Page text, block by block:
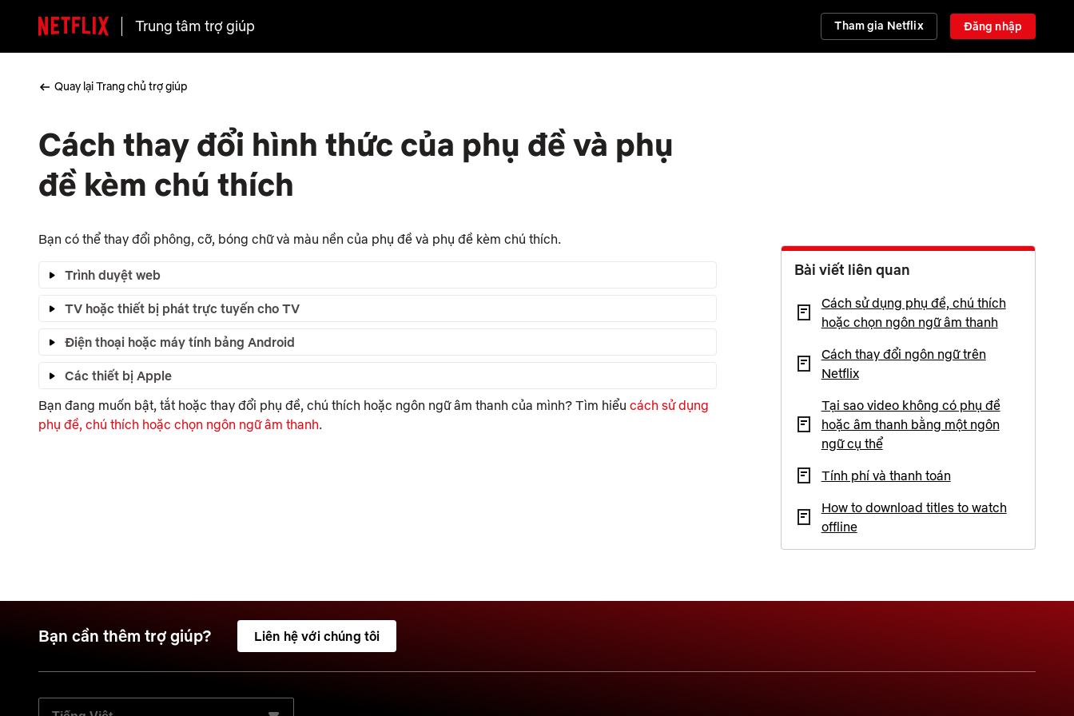
Trung tâm trợ giúp Tham gia Netflix Đăng nhập
Quay lại Trang chủ trợ giúp
Cách thay đổi hình thức của phụ đề và phụ
đề kèm chú thích
Bạn có thể thay đổi phông, cỡ, bóng chữ và màu nền của phụ đề và phụ đề kèm chú thích.
Trình duyệt web
TV hoặc thiết bị phát trực tuyến cho TV
Điện thoại hoặc máy tính bảng Android
Các thiết bị Apple
Bạn đang muốn bật, tắt hoặc thay đổi phụ đề, chú thích hoặc ngôn ngữ âm thanh của mình? Tìm hiểu cách sử dụng
phụ đề, chú thích hoặc chọn ngôn ngữ âm thanh.
Bài viết liên quan
Cách sử dụng phụ đề, chú thích
hoặc chọn ngôn ngữ âm thanh
Cách thay đổi ngôn ngữ trên
Netflix
Tại sao video không có phụ đề
hoặc âm thanh bằng một ngôn
ngữ cụ thể
Tính phí và thanh toán
How to download titles to watch
offline
Bạn cần thêm trợ giúp? Liên hệ với chúng tôi
CHỌN NGÔN NGỮ ƯU TIÊN: